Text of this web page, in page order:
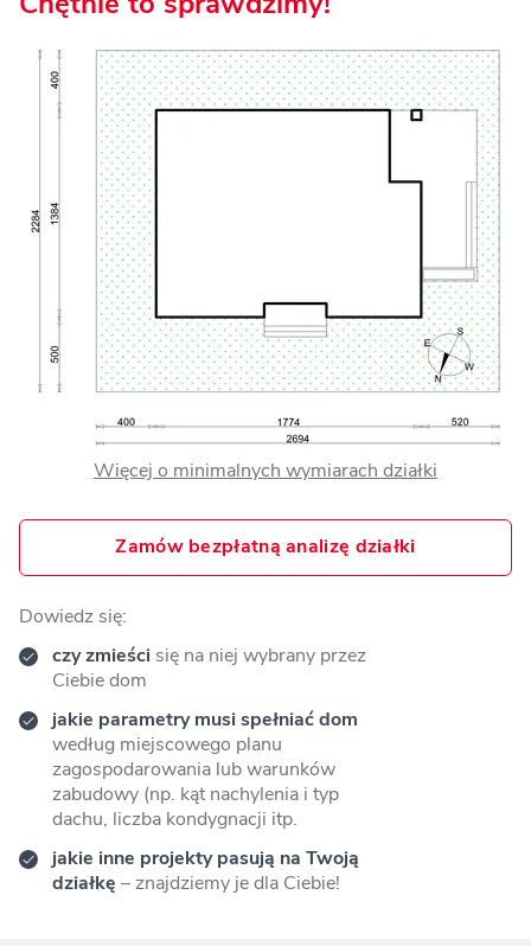
Więcej o minimalnych wymiarach działki
Zamów bezpłatną analizę działki
Dowiedz się:
czy zmieści się na niej wybrany przez
Ciebie dom
jakie parametry musi spełniać dom
według miejscowego planu
zagospodarowania lub warunków
zabudowy (np. kąt nachylenia i typ
dachu, liczba kondygnacji itp.
jakie inne projekty pasują na Twoją
działkę – znajdziemy je dla Ciebie!